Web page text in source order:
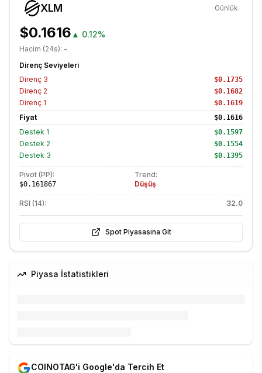
XLM Günlük
$0.1616 ▲ 0.12%
Hacim (24s): -
Direnç Seviyeleri
Direnç 3 $0.1735
Direnç 2 $0.1682
Direnç 1 $0.1619
Fiyat $0.1616
Destek 1 $0.1597
Destek 2 $0.1554
Destek 3 $0.1395
Pivot (PP):
$0.161867
Trend:
Düşüş
RSI (14): 32.0
Spot Piyasasına Git
Piyasa İstatistikleri
COINOTAG'i Google'da Tercih Et